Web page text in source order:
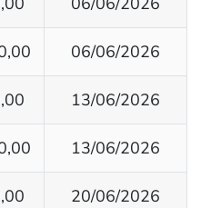
06/06/2026
13/06/2026
13/06/2026
20/06/2026